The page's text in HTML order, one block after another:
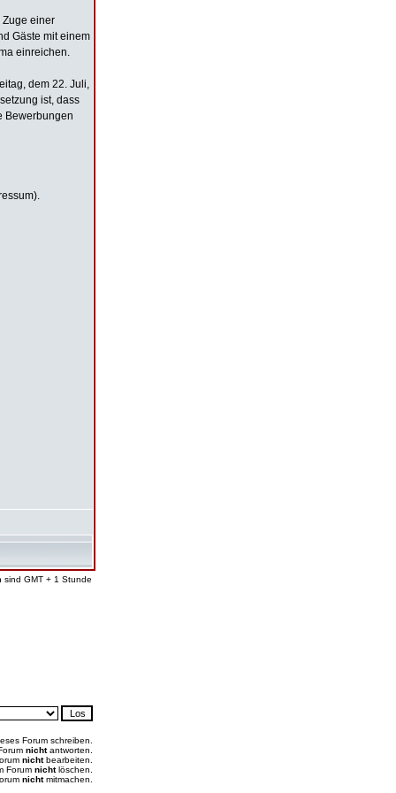
Zuge einer
Gäste mit einem
einreichen.
dem 22. Juli,
ist, dass
Bewerbungen
sind GMT + 1 Stunde
Forum schreiben.
nichtantworten.
nichtbearbeiten.
Forum nichtlöschen.
nichtmitmachen.